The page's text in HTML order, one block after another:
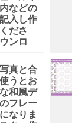
などの
入し作
ださ
ンロ
真と合
うとお
和風デ
フレー
なりま